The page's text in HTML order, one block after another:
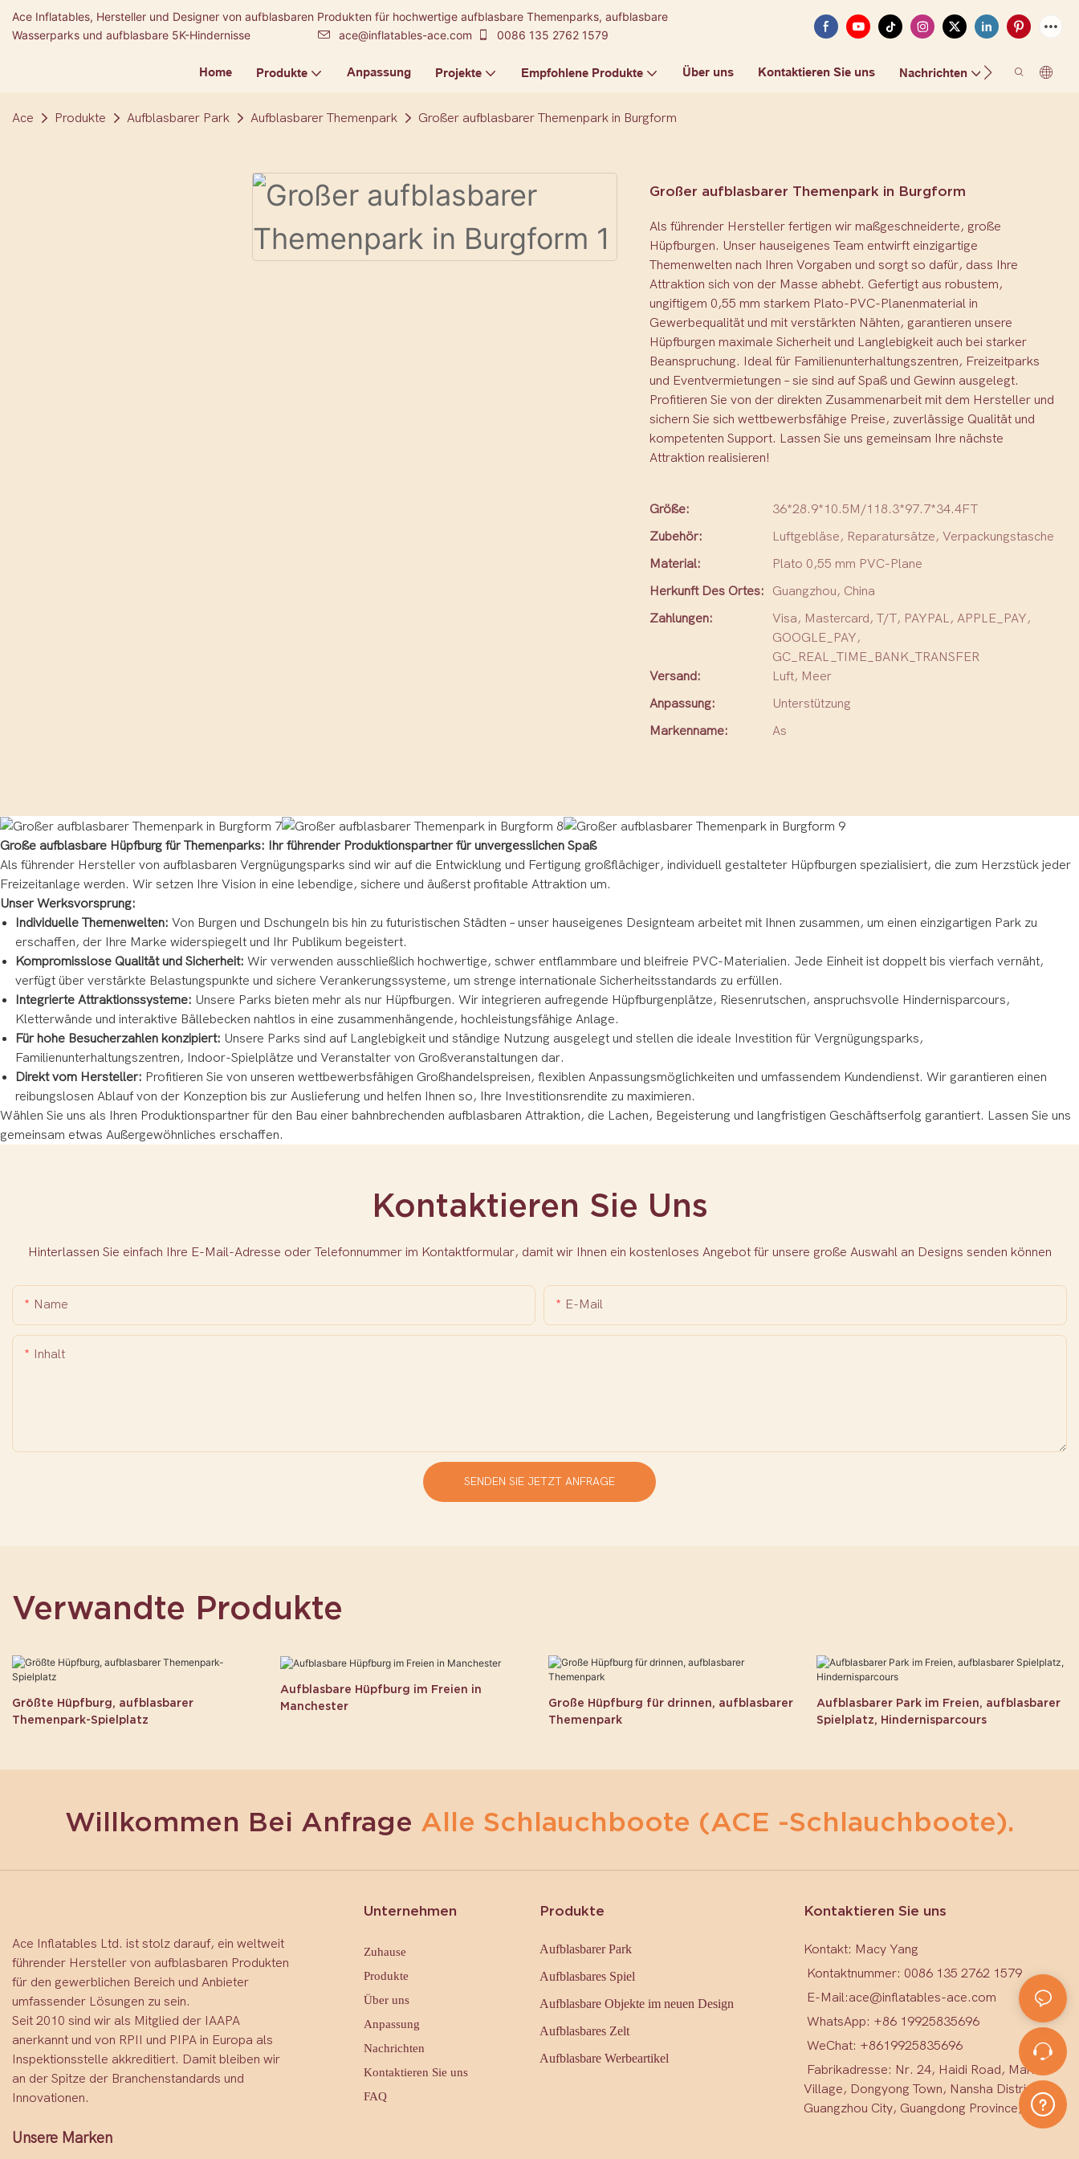
Ace Inflatables, Hersteller und Designer von aufblasbaren Produkten für hochwertige aufblasbare Themenparks, aufblasbare
Wasserparks und aufblasbare 5K-Hindernisse
ace@inflatables-ace.com 0086 135 2762 1579
Home Produkte Anpassung Projekte Empfohlene Produkte Über uns Kontaktieren Sie uns Nachrichten FAQ
Ace Produkte Aufblasbarer Park Aufblasbarer Themenpark Großer aufblasbarer Themenpark in Burgform
Großer aufblasbarer Themenpark in Burgform
Als führender Hersteller fertigen wir maßgeschneiderte, große
Hüpfburgen. Unser hauseigenes Team entwirft einzigartige
Themenwelten nach Ihren Vorgaben und sorgt so dafür, dass Ihre
Attraktion sich von der Masse abhebt. Gefertigt aus robustem,
ungiftigem 0,55 mm starkem Plato-PVC-Planenmaterial in
Gewerbequalität und mit verstärkten Nähten, garantieren unsere
Hüpfburgen maximale Sicherheit und Langlebigkeit auch bei starker
Beanspruchung. Ideal für Familienunterhaltungszentren, Freizeitparks
und Eventvermietungen – sie sind auf Spaß und Gewinn ausgelegt.
Profitieren Sie von der direkten Zusammenarbeit mit dem Hersteller und
sichern Sie sich wettbewerbsfähige Preise, zuverlässige Qualität und
kompetenten Support. Lassen Sie uns gemeinsam Ihre nächste
Attraktion realisieren!
Größe:
36*28.9*10.5M/118.3*97.7*34.4FT
Zubehör:
Luftgebläse, Reparatursätze, Verpackungstasche
Material:
Plato 0,55 mm PVC-Plane
Herkunft Des Ortes:
Guangzhou, China
Zahlungen:
Visa, Mastercard, T/T, PAYPAL, APPLE_PAY,
GOOGLE_PAY,
GC_REAL_TIME_BANK_TRANSFER
Versand:
Luft, Meer
Anpassung:
Unterstützung
Markenname:
As
Große aufblasbare Hüpfburg für Themenparks: Ihr führender Produktionspartner für unvergesslichen Spaß
Als führender Hersteller von aufblasbaren Vergnügungsparks sind wir auf die Entwicklung und Fertigung großflächiger, individuell gestalteter Hüpfburgen spezialisiert, die zum Herzstück jeder
Freizeitanlage werden. Wir setzen Ihre Vision in eine lebendige, sichere und äußerst profitable Attraktion um.
Unser Werksvorsprung:
Individuelle Themenwelten: Von Burgen und Dschungeln bis hin zu futuristischen Städten – unser hauseigenes Designteam arbeitet mit Ihnen zusammen, um einen einzigartigen Park zu
erschaffen, der Ihre Marke widerspiegelt und Ihr Publikum begeistert.
Kompromisslose Qualität und Sicherheit: Wir verwenden ausschließlich hochwertige, schwer entflammbare und bleifreie PVC-Materialien. Jede Einheit ist doppelt bis vierfach vernäht,
verfügt über verstärkte Belastungspunkte und sichere Verankerungssysteme, um strenge internationale Sicherheitsstandards zu erfüllen.
Integrierte Attraktionssysteme: Unsere Parks bieten mehr als nur Hüpfburgen. Wir integrieren aufregende Hüpfburgenplätze, Riesenrutschen, anspruchsvolle Hindernisparcours,
Kletterwände und interaktive Bällebecken nahtlos in eine zusammenhängende, hochleistungsfähige Anlage.
Für hohe Besucherzahlen konzipiert: Unsere Parks sind auf Langlebigkeit und ständige Nutzung ausgelegt und stellen die ideale Investition für Vergnügungsparks,
Familienunterhaltungszentren, Indoor-Spielplätze und Veranstalter von Großveranstaltungen dar.
Direkt vom Hersteller: Profitieren Sie von unseren wettbewerbsfähigen Großhandelspreisen, flexiblen Anpassungsmöglichkeiten und umfassendem Kundendienst. Wir garantieren einen
reibungslosen Ablauf von der Konzeption bis zur Auslieferung und helfen Ihnen so, Ihre Investitionsrendite zu maximieren.
Wählen Sie uns als Ihren Produktionspartner für den Bau einer bahnbrechenden aufblasbaren Attraktion, die Lachen, Begeisterung und langfristigen Geschäftserfolg garantiert. Lassen Sie uns
gemeinsam etwas Außergewöhnliches erschaffen.
Kontaktieren Sie Uns
Hinterlassen Sie einfach Ihre E-Mail-Adresse oder Telefonnummer im Kontaktformular, damit wir Ihnen ein kostenloses Angebot für unsere große Auswahl an Designs senden können
Name E-Mail
Inhalt
SENDEN SIE JETZT ANFRAGE
Verwandte Produkte
Größte Hüpfburg, aufblasbarer
Themenpark-Spielplatz
Aufblasbare Hüpfburg im Freien in
Manchester
Große Hüpfburg für drinnen, aufblasbarer
Themenpark
Aufblasbarer Park im Freien, aufblasbarer
Spielplatz, Hindernisparcours
Willkommen Bei Anfrage Alle Schlauchboote (ACE -Schlauchboote).
Ace Inflatables Ltd. ist stolz darauf, ein weltweit
führender Hersteller von aufblasbaren Produkten
für den gewerblichen Bereich und Anbieter
umfassender Lösungen zu sein.
Seit 2010 sind wir als Mitglied der IAAPA
anerkannt und von RPII und PIPA in Europa als
Inspektionsstelle akkreditiert. Damit bleiben wir
an der Spitze der Branchenstandards und
Innovationen.
Unsere Marken
Unternehmen
Zuhause
Produkte
Über uns
Anpassung
Nachrichten
Kontaktieren Sie uns
FAQ
Produkte
Aufblasbarer Park
Aufblasbares Spiel
Aufblasbare Objekte im neuen Design
Aufblasbares Zelt
Aufblasbare Werbeartikel
Kontaktieren Sie uns
Kontakt: Macy Yang
Kontaktnummer: 0086 135 2762 1579
E-Mail:ace@inflatables-ace.com
WhatsApp: +86 19925835696
WeChat: +8619925835696
Fabrikadresse: Nr. 24, Haidi Road, Mark
Village, Dongyong Town, Nansha District,
Guangzhou City, Guangdong Province, China